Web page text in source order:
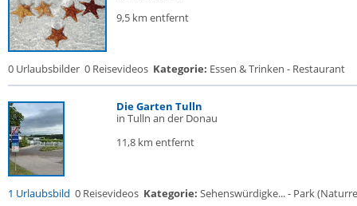
9,5 km entfernt
0 Urlaubsbilder 0 Reisevideos Kategorie: Essen & Trinken - Restaurant
Die Garten Tulln
in Tulln an der Donau
11,8 km entfernt
1 Urlaubsbild 0 Reisevideos Kategorie: Sehenswürdigke... - Park